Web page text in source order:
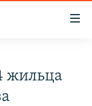
жильца